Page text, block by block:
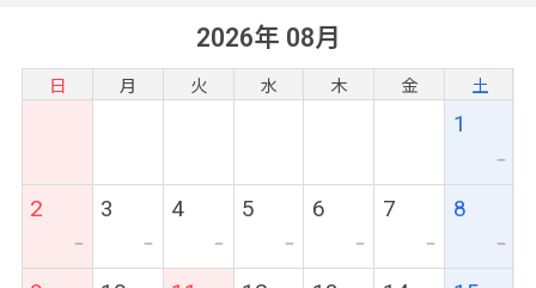
2026年 08月
日 月 火 水 木 金 土
1
ー
2
ー
3
ー
4
ー
5
ー
6
ー
7
ー
8
ー